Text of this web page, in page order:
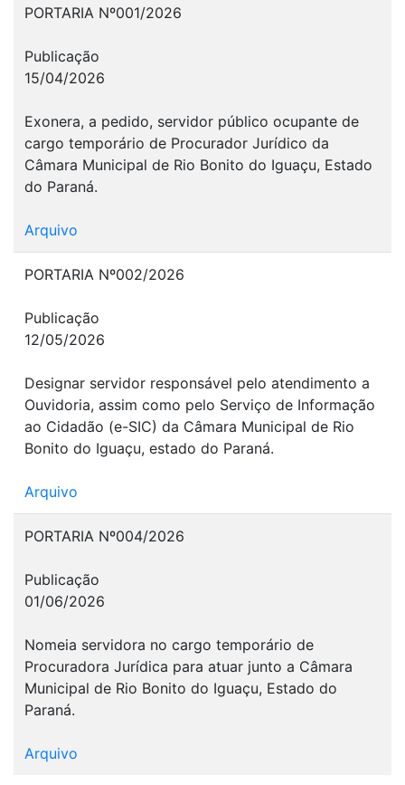
PORTARIA Nº001/2026
Publicação
15/04/2026
Exonera, a pedido, servidor público ocupante de
cargo temporário de Procurador Jurídico da
Câmara Municipal de Rio Bonito do Iguaçu, Estado
do Paraná.
Arquivo
PORTARIA Nº002/2026
Publicação
12/05/2026
Designar servidor responsável pelo atendimento a
Ouvidoria, assim como pelo Serviço de Informação
ao Cidadão (e-SIC) da Câmara Municipal de Rio
Bonito do Iguaçu, estado do Paraná.
Arquivo
PORTARIA Nº004/2026
Publicação
01/06/2026
Nomeia servidora no cargo temporário de
Procuradora Jurídica para atuar junto a Câmara
Municipal de Rio Bonito do Iguaçu, Estado do
Paraná.
Arquivo